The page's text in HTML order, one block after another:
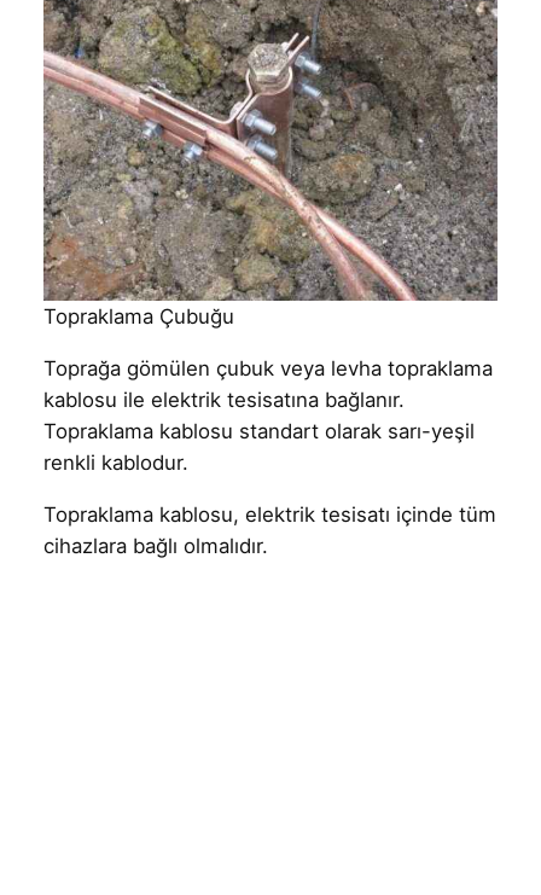
Topraklama Çubuğu
Toprağa gömülen çubuk veya levha topraklama
kablosu ile elektrik tesisatına bağlanır.
Topraklama kablosu standart olarak sarı-yeşil
renkli kablodur.
Topraklama kablosu, elektrik tesisatı içinde tüm
cihazlara bağlı olmalıdır.